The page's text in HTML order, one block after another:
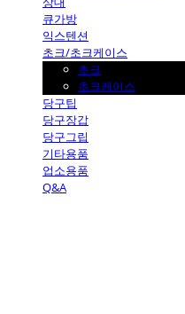
큐가방
익스텐션
초크/초크케이스
초크
초크케이스
당구팁
당구장갑
당구그립
기타용품
업소용품
Q&A